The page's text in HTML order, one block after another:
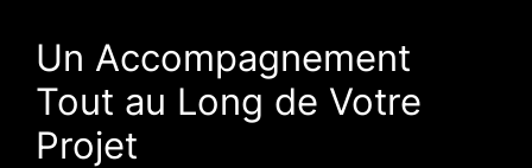
Un Accompagnement
Tout au Long de Votre
Projet